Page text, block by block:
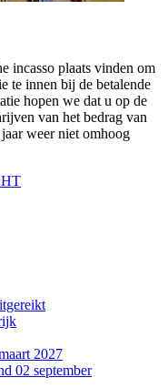
incasso plaats vinden om
te innen bij de betalende
hopen we dat u op de
van het bedrag van
weer niet omhoog
2027
02 september